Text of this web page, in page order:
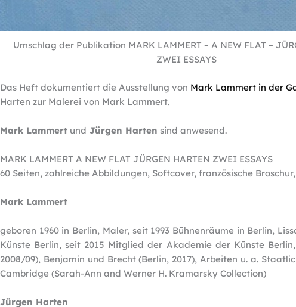
Umschlag der Publikation MARK LAMMERT – A NEW FLAT –
ZWEI ESSAYS
Das Heft dokumentiert die Ausstellung von Mark Lammert in der
Harten zur Malerei von Mark Lammert.
Mark Lammert und Jürgen Harten sind anwesend.
MARK LAMMERT A NEW FLAT JÜRGEN HARTEN ZWEI ESSAYS
60 Seiten, zahlreiche Abbildungen, Softcover, französische
Mark Lammert
geboren 1960 in Berlin, Maler, seit 1993 Bühnenräume in Berlin,
Künste Berlin, seit 2015 Mitglied der Akademie der Künste
2008/09), Benjamin und Brecht (Berlin, 2017), Arbeiten u. a.
Cambridge (Sarah-Ann and Werner H. Kramarsky Collection)
Jürgen Harten